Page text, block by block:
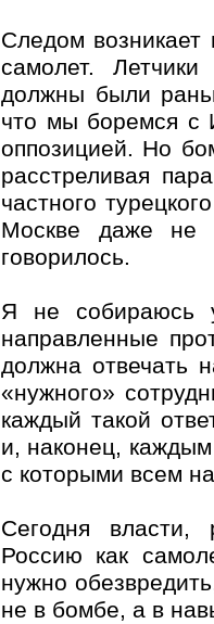
Следом возникает
самолет.
должны были
что мы боремся с
оппозицией. Но
расстреливая
частного
Москве даже не
говорилось.
Я не собираюсь
направленные
должна отвечать
«нужного»
каждый такой
и, наконец,
с которыми всем
Сегодня власти,
Россию как
нужно
не в бомбе, а в